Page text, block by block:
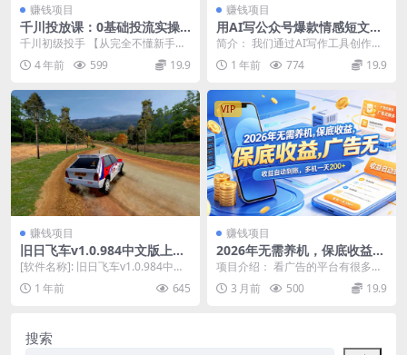
赚钱项目
千川投放课：0基础投流实操
方法及技巧分享，初级+高级
必修课
千川初级投手 【从完全不懂新手小
白到独立投放】 初级投手必修：我
们为什么要投放千...
4 年前 599 19.9
赚钱项目
用AI写公众号爆款情感短文，
流量主收益日入200+，已稳定
一年之久
简介： 我们通过AI写作工具创作公
众号爆款情感短文，从而实现流量
主收益。流量主的...
1 年前 774 19.9
赚钱项目
旧日飞车v1.0.984中文版上
线！极速狂飙，体验复古魅力
[软件名称]: 旧日飞车v1.0.984中文
版 [软件大小]: 530 MB [...
1 年前 645
VIP
赚钱项目
2026年无需养机，保底收益，
广告无限多，收益自动到账，
项目介绍： 看广告的平台有很多，
我最喜欢玩的就是不养机的平台。
特别是新出的平台，...
3 月前 500 19.9
搜索